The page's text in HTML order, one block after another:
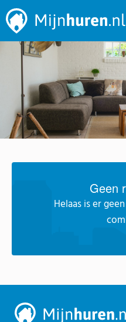
Geen
Helaas is er